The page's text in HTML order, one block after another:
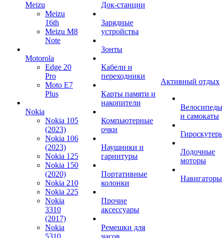
Meizu
Meizu
16th
Meizu M8
Note
Motorola
Edge 20
Pro
Moto E7
Plus
Nokia
Nokia 105
(2023)
Nokia 106
(2023)
Nokia 125
Nokia 150
(2020)
Nokia 210
Nokia 225
Nokia
3310
(2017)
Nokia
5310
Док-станции
Зарядные
устройства
Зонты
Кабели и
переходники
Карты памяти и
накопители
Компьютерные
очки
Наушники и
гарнитуры
Портативные
колонки
Прочие
аксессуары
Ремешки для
часов
Активный отдых
Велосипеды
и самокаты
Лодочные
моторы
Навигаторы